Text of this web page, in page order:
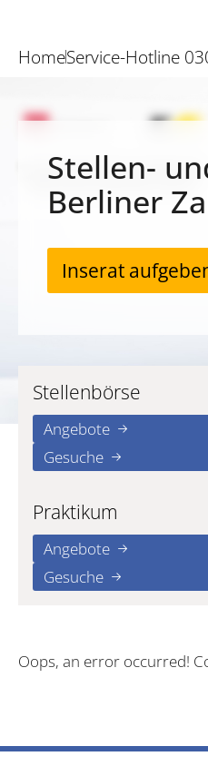
HomeService-Hotline
Stellen-
Berliner
Inserat
Stellenbörse
Angebote
Gesuche
Praktikum
Angebote
Gesuche
Oops, an error occurred!